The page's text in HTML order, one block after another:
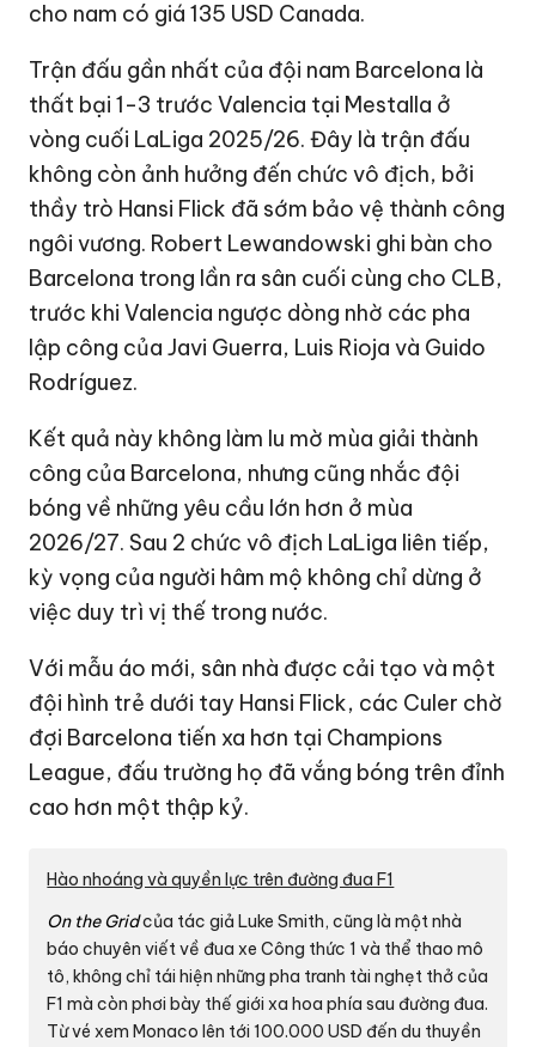
cho nam có giá135 USD Canada.
Trận đấu gần nhất của đội nam Barcelona là
thất bại 1-3 trước Valencia tại Mestalla ở
vòng cuối LaLiga 2025/26. Đây là trận đấu
không còn ảnh hưởng đến chức vô địch, bởi
thầy trò Hansi Flick đã sớm bảo vệ thành công
ngôi vương. Robert Lewandowski ghi bàn cho
Barcelona trong lần ra sân cuối cùng cho CLB,
trước khi Valencia ngược dòng nhờ các pha
lập công của Javi Guerra, Luis Rioja và Guido
Rodríguez.
Kết quả này không làm lu mờ mùa giải thành
công của Barcelona, nhưng cũng nhắc đội
bóng về những yêu cầu lớn hơn ở mùa
2026/27. Sau 2 chức vô địch LaLiga liên tiếp,
kỳ vọng của người hâm mộ không chỉ dừng ở
việc duy trì vị thế trong nước.
Với mẫu áo mới, sân nhà được cải tạo và một
đội hình trẻ dưới tay Hansi Flick, các Culer chờ
đợi Barcelona tiến xa hơn tại Champions
League, đấu trường họ đã vắng bóng trên đỉnh
cao hơn một thập kỷ.
Hào nhoáng và quyền lực trên đường đua F1
On the Gridcủa tác giả Luke Smith, cũng là một nhà
báo chuyên viết về đua xe Công thức 1 và thể thao mô
tô, không chỉ tái hiện những pha tranh tài nghẹt thở của
F1 mà còn phơi bày thế giới xa hoa phía sau đường đua.
Từ vé xem Monaco lên tới 100.000 USD đến du thuyền